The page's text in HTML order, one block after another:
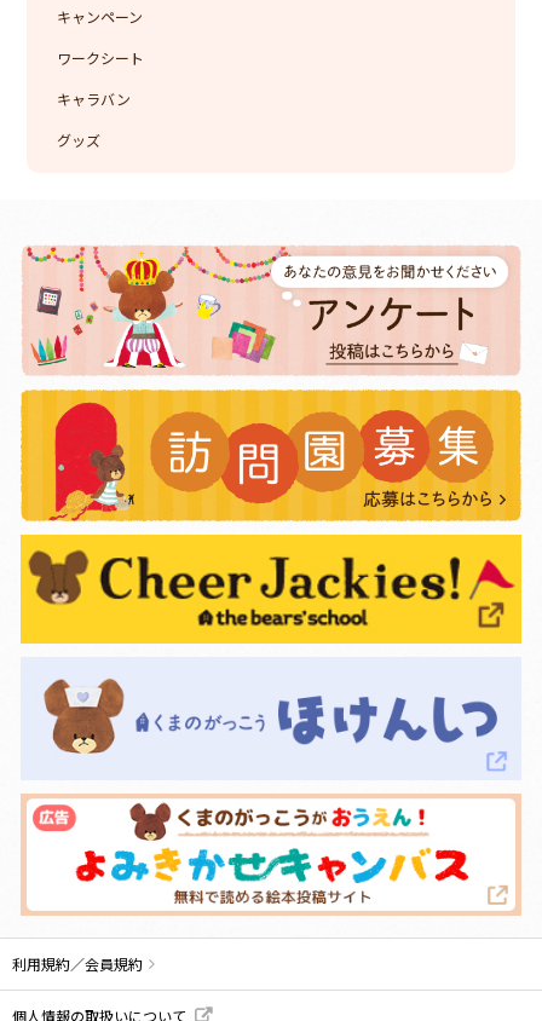
キャンペーン
ワークシート
キャラバン
グッズ
利用規約／会員規約
個人情報の取扱いについて